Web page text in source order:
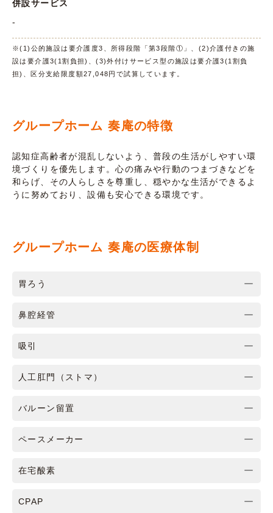
併設サービス
-
※(1)公的施設は要介護度3、所得段階「第3段階①」、(2)介護付きの施
設は要介護3(1割負担)、(3)外付けサービス型の施設は要介護3(1割負
担)、区分支給限度額27,048円で試算しています。
グループホーム 奏庵の特徴
認知症高齢者が混乱しないよう、普段の生活がしやすい環
境づくりを優先します。心の痛みや行動のつまづきなどを
和らげ、その人らしさを尊重し、穏やかな生活ができるよ
うに努めており、設備も安心できる環境です。
グループホーム 奏庵の医療体制
胃ろう
鼻腔経管
吸引
人工肛門（ストマ）
バルーン留置
ペースメーカー
在宅酸素
CPAP